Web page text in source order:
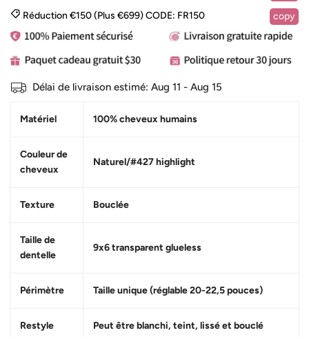
Réduction €150 (Plus €699)CODE: FR150 copy
Délai de livraison estimé: Aug 11 - Aug 15
Matériel 100% cheveux humains
Couleur de
cheveux
Naturel/#427 highlight
Texture Bouclée
Taille de
dentelle
9x6 transparent glueless
Périmètre Taille unique (réglable 20-22,5 pouces)
Restyle Peut être blanchi, teint, lissé et bouclé